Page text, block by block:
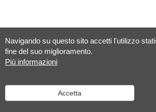
Navigando su questo sito accetti l'utilizzo
fine del suo miglioramento.
Più informazioni
Accetta